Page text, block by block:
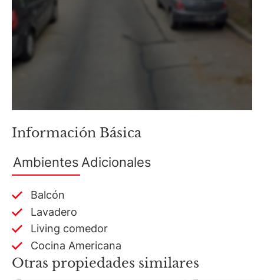
Información Básica
Ambientes Adicionales
Balcón
Lavadero
Living comedor
Cocina Americana
Otras propiedades similares